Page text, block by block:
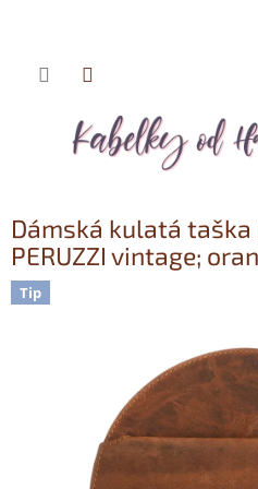
Přejít
Dámská kulatá taška
PERUZZI vintage;
Tip